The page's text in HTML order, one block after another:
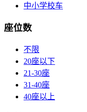
中小学校车
座位数
不限
20座以下
21-30座
31-40座
40座以上